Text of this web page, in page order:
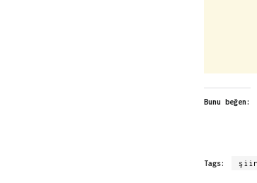
Bunu beğen:
Tags: şiir